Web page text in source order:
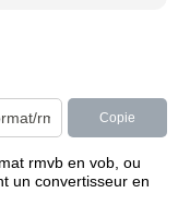
Copie
rmvb en vob, ou
un convertisseur en